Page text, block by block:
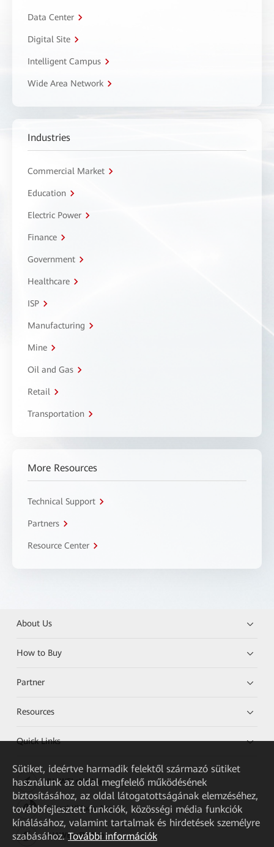
Data Center
Digital Site
Intelligent Campus
Wide Area Network
Industries
Commercial Market
Education
Electric Power
Finance
Government
Healthcare
ISP
Manufacturing
Mine
Oil and Gas
Retail
Transportation
More Resources
Technical Support
Partners
Resource Center
About Us
How to Buy
Partner
Resources
Quick Links
HUAWEI eKit App
Huawei HiKnow App
HUAWEI eFly App
Sütiket, ideértve harmadik felektől származó sütiket
használunk az oldal megfelelő működésének
biztosításához, az oldal látogatottságának elemzéséhez,
továbbfejlesztett funkciók, közösségi média funkciók
kínálásához, valamint tartalmak és hirdetések személyre
szabásához. További információk